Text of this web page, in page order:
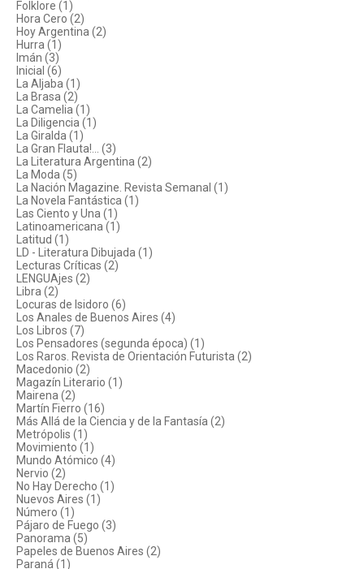
Folklore (1)
Hora Cero (2)
Hoy Argentina (2)
Hurra (1)
Imán (3)
Inicial (6)
La Aljaba (1)
La Brasa (2)
La Camelia (1)
La Diligencia (1)
La Giralda (1)
La Gran Flauta!... (3)
La Literatura Argentina (2)
La Moda (5)
La Nación Magazine. Revista Semanal (1)
La Novela Fantástica (1)
Las Ciento y Una (1)
Latinoamericana (1)
Latitud (1)
LD - Literatura Dibujada (1)
Lecturas Críticas (2)
LENGUAjes (2)
Libra (2)
Locuras de Isidoro (6)
Los Anales de Buenos Aires (4)
Los Libros (7)
Los Pensadores (segunda época) (1)
Los Raros. Revista de Orientación Futurista (2)
Macedonio (2)
Magazín Literario (1)
Mairena (2)
Martín Fierro (16)
Más Allá de la Ciencia y de la Fantasía (2)
Metrópolis (1)
Movimiento (1)
Mundo Atómico (4)
Nervio (2)
No Hay Derecho (1)
Nuevos Aires (1)
Número (1)
Pájaro de Fuego (3)
Panorama (5)
Papeles de Buenos Aires (2)
Paraná (1)